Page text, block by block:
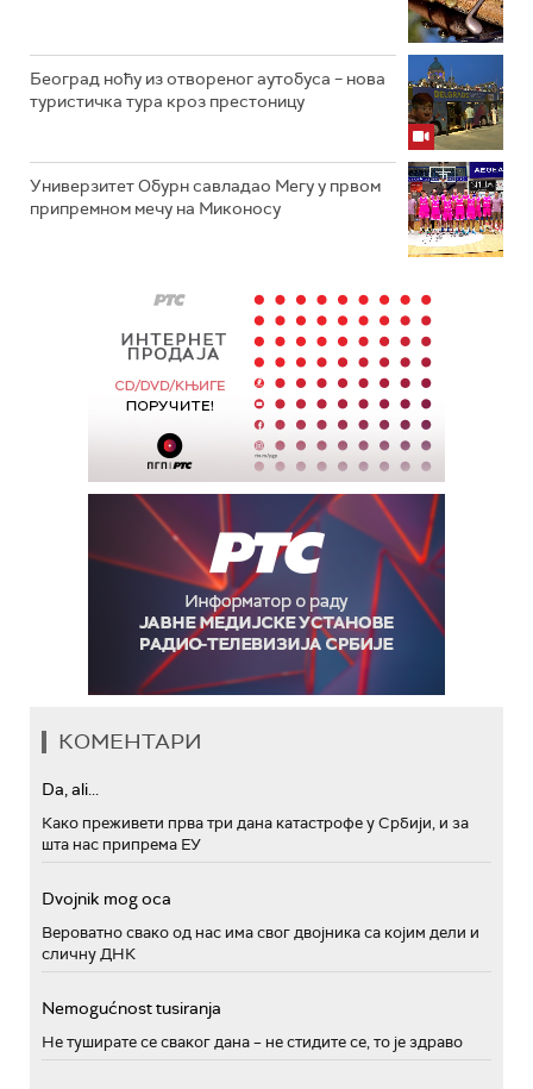
Београд ноћу из отвореног аутобуса – нова
туристичка тура кроз престоницу
Универзитет Обурн савладао Мегу у првом
припремном мечу на Миконосу
КОМЕНТАРИ
Da, ali...
Како преживети прва три дана катастрофе у Србији, и за
шта нас припрема ЕУ
Dvojnik mog oca
Вероватно свако од нас има свог двојника са којим дели и
сличну ДНК
Nemogućnost tusiranja
Не туширате се сваког дана – не стидите се, то је здраво